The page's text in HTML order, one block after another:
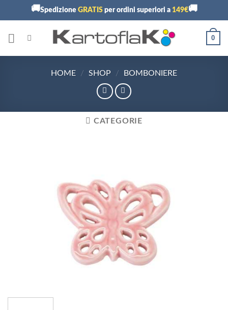
🚚Spedizione GRATISper ordini superiori a 149€🚚
0
HOME / SHOP / BOMBONIERE
CATEGORIE